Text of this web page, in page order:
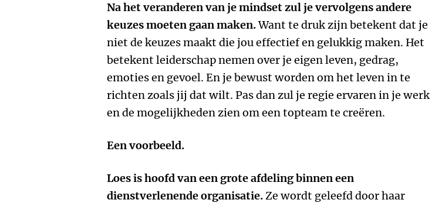
Na het veranderen van je mindset zul je vervolgens andere
keuzes moeten gaan maken.Want te druk zijn betekent dat je
niet de keuzes maakt die jou effectief en gelukkig maken. Het
betekent leiderschap nemen over je eigen leven, gedrag,
emoties en gevoel. En je bewust worden om het leven in te
richten zoals jij dat wilt. Pas dan zul je regie ervaren in je werk
en de mogelijkheden zien om een topteam te creëren.
Een voorbeeld.
Loes is hoofd van een grote afdeling binnen een
dienstverlenende organisatie.Ze wordt geleefd door haar